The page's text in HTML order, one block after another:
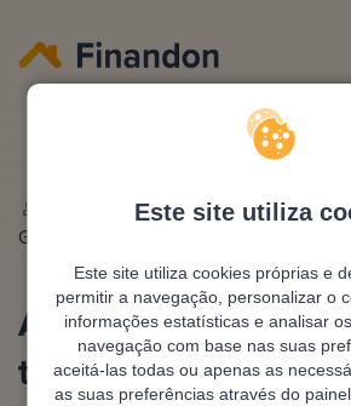
Este site utiliza
Este site utiliza cookies próprias e
permitir a navegação, personalizar o
informações estatísticas e analisar
navegação com base nas suas
aceitá-las todas ou apenas as
as suas preferências através do
Amortizar credito
Ana
Gonzalez
Editado e
Amortizar crédito
taxa fixa